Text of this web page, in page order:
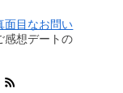
面目なお問い
感想デートの